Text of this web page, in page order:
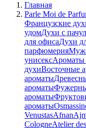
Главная
Parle Moi de
Французские
удомДухи с
для офисаДухи
парфюмерия
унисексАроматы
духиВосточные
ароматы
ароматы
ароматы
ароматы
VenustasAfnan
CologneAtelier